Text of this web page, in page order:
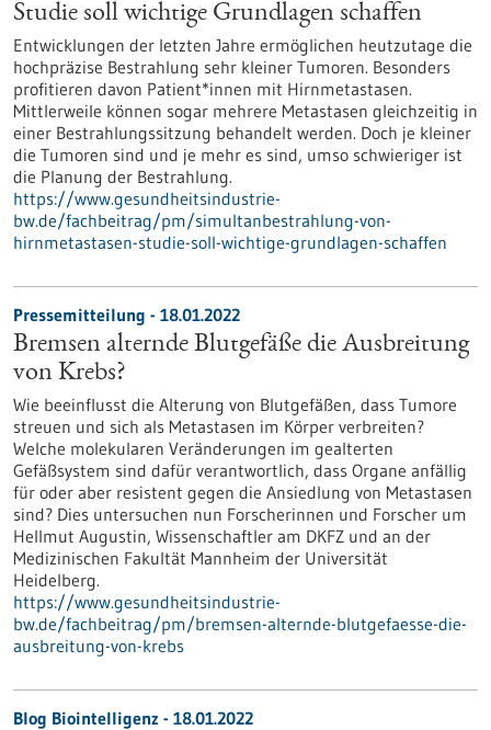
Studie soll wichtige Grundlagen schaffen
Entwicklungen der letzten Jahre ermöglichen heutzutage die
hochpräzise Bestrahlung sehr kleiner Tumoren. Besonders
profitieren davon Patient*innen mit Hirnmetastasen.
Mittlerweile können sogar mehrere Metastasen gleichzeitig in
einer Bestrahlungssitzung behandelt werden. Doch je kleiner
die Tumoren sind und je mehr es sind, umso schwieriger ist
die Planung der Bestrahlung.
https://www.gesundheitsindustrie-
bw.de/fachbeitrag/pm/simultanbestrahlung-von-
hirnmetastasen-studie-soll-wichtige-grundlagen-schaffen
Pressemitteilung - 18.01.2022
Bremsen alternde Blutgefäße die Ausbreitung
von Krebs?
Wie beeinflusst die Alterung von Blutgefäßen, dass Tumore
streuen und sich als Metastasen im Körper verbreiten?
Welche molekularen Veränderungen im gealterten
Gefäßsystem sind dafür verantwortlich, dass Organe anfällig
für oder aber resistent gegen die Ansiedlung von Metastasen
sind? Dies untersuchen nun Forscherinnen und Forscher um
Hellmut Augustin, Wissenschaftler am DKFZ und an der
Medizinischen Fakultät Mannheim der Universität
Heidelberg.
https://www.gesundheitsindustrie-
bw.de/fachbeitrag/pm/bremsen-alternde-blutgefaesse-die-
ausbreitung-von-krebs
Blog Biointelligenz - 18.01.2022